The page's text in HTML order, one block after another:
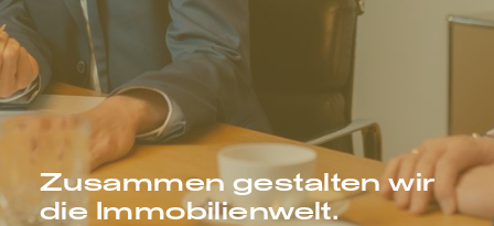
Zusammen gestalten wir
die Immobilienwelt.